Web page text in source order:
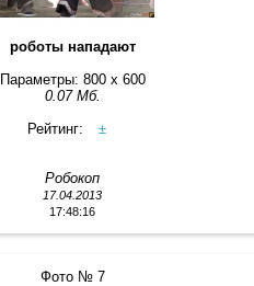
роботы нападают
Параметры: 800 x 600
0.07 Мб.
Рейтинг:
±
Робокоп
17.04.2013
17:48:16
Фото № 7